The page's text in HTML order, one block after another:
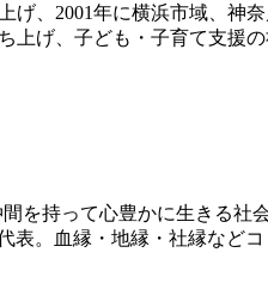
、2001年に横浜市域、神
げ、子ども・子育て支援
を持って心豊かに生きる社
。血縁・地縁・社縁など